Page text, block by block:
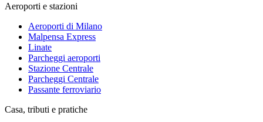
Aeroporti e stazioni
Aeroporti di Milano
Malpensa Express
Linate
Parcheggi aeroporti
Stazione Centrale
Parcheggi Centrale
Passante ferroviario
Casa, tributi e pratiche